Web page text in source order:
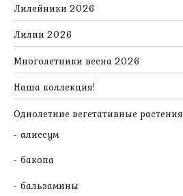
Лилейники 2026
Лилии 2026
Многолетники весна 2026
Наша коллекция!
Однолетние вегетативные растения
алиссум
бакопа
бальзамины